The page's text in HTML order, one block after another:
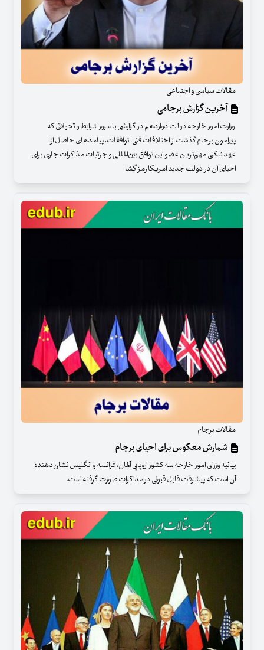
مقالات سیاسی و اجتماعی
آخرین گزارش برجامی
وزارت امور خارجه دولت دوازدهم در گزارشی با مرور شرایط و تحولاتی که
پیرامون برجام گذشت از اختلافات فنی، توافقات، پیامدهای حاصل از
عهدشکنی مهم‌ترین عضو این توافق بین‌المللی و جزئیات مذاکرات جاری برای
احیای آن در دولت جدید امریکا رمز گشا
مقالات برجام
شمارش معکوس برای احیای برجام
بیانیه وزرای امور خارجه سه کشور اروپایی آلمان، فرانسه و انگلیس نشان‌دهنده
آن است که پیشرفت قابل قبولی در مذاکرات صورت گرفته است.